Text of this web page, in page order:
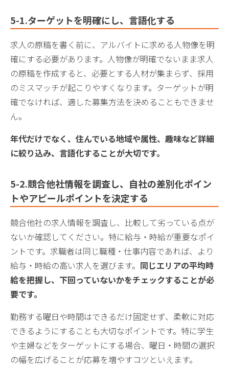
5-1.ターゲットを明確にし、言語化する
求人の原稿を書く前に、アルバイトに求める人物像を明
確にする必要があります。人物像が明確でないまま求人
の原稿を作成すると、必要とする人材が集まらず、採用
のミスマッチが起こりやすくなります。ターゲットが明
確でなければ、適した募集方法を決めることもできませ
ん。
年代だけでなく、住んでいる地域や属性、趣味など詳細
に絞り込み、言語化することが大切です。
5-2.競合他社情報を調査し、自社の差別化ポイン
トやアピールポイントを決定する
競合他社の求人情報を調査し、比較して劣っている点が
ないか確認してください。特に給与・時給が重要なポイ
ントです。求職者は同じ職種・仕事内容であれば、より
給与・時給の高い求人を選びます。 同じエリアの平均時
給を把握し、下回っていないかをチェックすることが必
要です。
勤務する曜日や時間はできるだけ固定せず、柔軟に対応
できるようにすることも大切なポイントです。特に学生
や主婦などをターゲットにする場合、曜日・時間の選択
の幅を広げることが応募を増やすコツといえます。